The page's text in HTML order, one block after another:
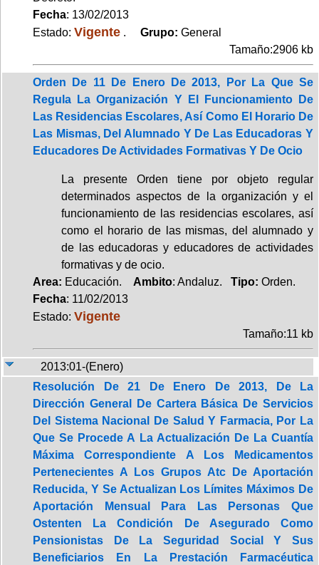
Fecha: 13/02/2013
Estado: Vigente . Grupo: General
Tamaño:2906 kb
Orden De 11 De Enero De 2013, Por La Que Se
Regula La Organización Y El Funcionamiento De
Las Residencias Escolares, Así Como El Horario De
Las Mismas, Del Alumnado Y De Las Educadoras Y
Educadores De Actividades Formativas Y De Ocio
La presente Orden tiene por objeto regular
determinados aspectos de la organización y el
funcionamiento de las residencias escolares, así
como el horario de las mismas, del alumnado y
de las educadoras y educadores de actividades
formativas y de ocio.
Area: Educación. Ambito: Andaluz. Tipo: Orden.
Fecha: 11/02/2013
Estado: Vigente
Tamaño:11 kb
2013:01-(Enero)
Resolución De 21 De Enero De 2013, De La
Dirección General De Cartera Básica De Servicios
Del Sistema Nacional De Salud Y Farmacia, Por La
Que Se Procede A La Actualización De La Cuantía
Máxima Correspondiente A Los Medicamentos
Pertenecientes A Los Grupos Atc De Aportación
Reducida, Y Se Actualizan Los Límites Máximos De
Aportación Mensual Para Las Personas Que
Ostenten La Condición De Asegurado Como
Pensionistas De La Seguridad Social Y Sus
Beneficiarios En La Prestación Farmacéutica